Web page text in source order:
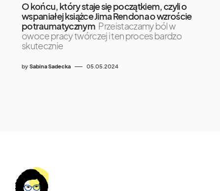
O końcu, który staje się początkiem, czyli o
wspaniałej książce Jima Rendona o wzroście
potraumatycznym Przeistaczamy ból w
owoce pracy twórczej i ten proces bardzo
skutecznie
by Sabina Sadecka 05.05.2024